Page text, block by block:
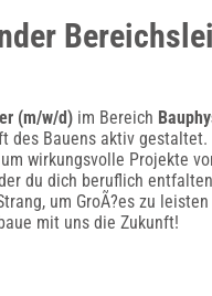
(m/w/d)im Bereich
des Bauens aktiv
wirkungsvolle Projekte
du dich beruflich
um GroÃ?es zu
mit uns die Zukunft!